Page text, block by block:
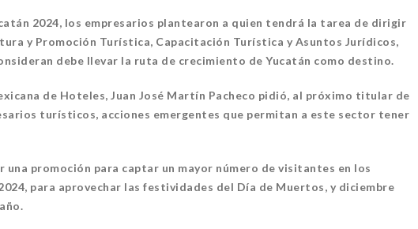
2024, los empresarios plantearon a quien tendrá la tarea de dirigir
y Promoción Turística, Capacitación Turística y Asuntos Jurídicos,
debe llevar la ruta de crecimiento de Yucatán como destino.
de Hoteles, Juan José Martín Pacheco pidió, al próximo titular de
turísticos, acciones emergentes que permitan a este sector tener
promoción para captar un mayor número de visitantes en los
para aprovechar las festividades del Día de Muertos, y diciembre